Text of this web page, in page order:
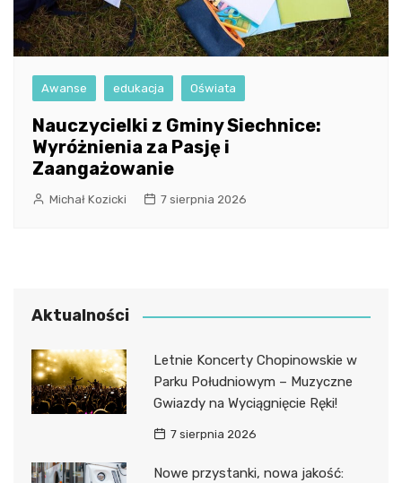
Awanse edukacja Oświata
Nauczycielki z Gminy Siechnice:
Wyróżnienia za Pasję i
Zaangażowanie
Michał Kozicki 7 sierpnia 2026
Aktualności
Letnie Koncerty Chopinowskie w
Parku Południowym – Muzyczne
Gwiazdy na Wyciągnięcie Ręki!
7 sierpnia 2026
Nowe przystanki, nowa jakość: